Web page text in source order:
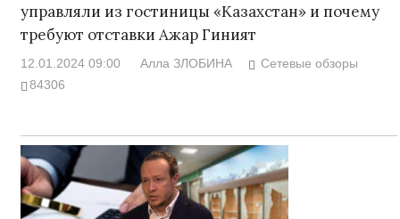
управляли из гостиницы «Казахстан» и почему
требуют отставки Ажар Гиният
12.01.2024 09:00 Алла ЗЛОБИНА
Сетевые обзоры
84306